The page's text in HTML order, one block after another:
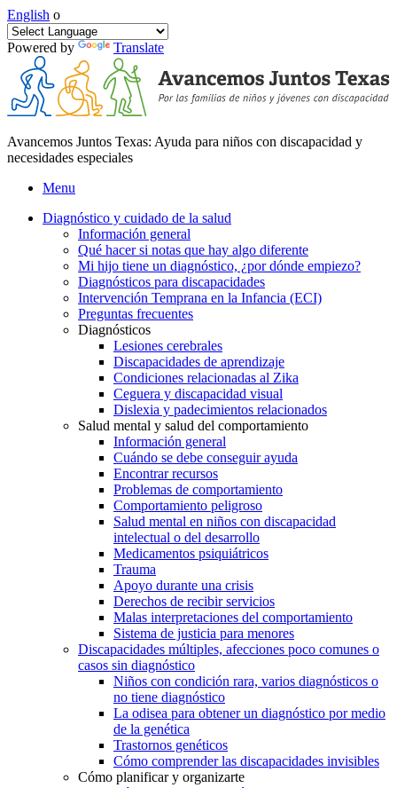
English o
Powered by Translate
Avancemos Juntos Texas: Ayuda para niños con discapacidad y
necesidades especiales
Menu
Diagnóstico y cuidado de la salud
Información general
Qué hacer si notas que hay algo diferente
Mi hijo tiene un diagnóstico, ¿por dónde empiezo?
Diagnósticos para discapacidades
Intervención Temprana en la Infancia (ECI)
Preguntas frecuentes
Diagnósticos
Lesiones cerebrales
Discapacidades de aprendizaje
Condiciones relacionadas al Zika
Ceguera y discapacidad visual
Dislexia y padecimientos relacionados
Salud mental y salud del comportamiento
Información general
Cuándo se debe conseguir ayuda
Encontrar recursos
Problemas de comportamiento
Comportamiento peligroso
Salud mental en niños con discapacidad
intelectual o del desarrollo
Medicamentos psiquiátricos
Trauma
Apoyo durante una crisis
Derechos de recibir servicios
Malas interpretaciones del comportamiento
Sistema de justicia para menores
Discapacidades múltiples, afecciones poco comunes o
casos sin diagnóstico
Niños con condición rara, varios diagnósticos o
no tiene diagnóstico
La odisea para obtener un diagnóstico por medio
de la genética
Trastornos genéticos
Cómo comprender las discapacidades invisibles
Cómo planificar y organizarte